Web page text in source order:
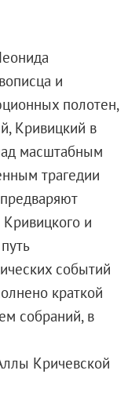
летию со дня
билетов
о проблеме
и
полотен,
Кривицкий в
масштабным
трагедии
и
событий
краткой
собраний, в
Кричевской